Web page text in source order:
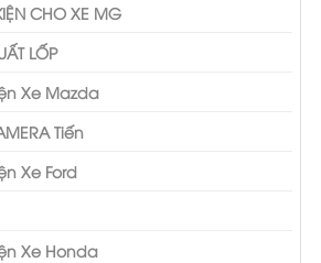
CHO XE MG
LỐP
Xe Mazda
Tiến
Xe Ford
Xe Honda